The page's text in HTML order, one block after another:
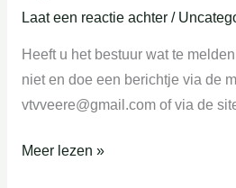
Laat een reactie achter /
Heeft u het bestuur wat te
niet en doe een berichtje via de
vtvveere@gmail.com of via de
Maart
Meer lezen »